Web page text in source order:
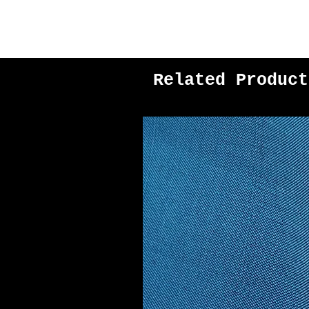
Related